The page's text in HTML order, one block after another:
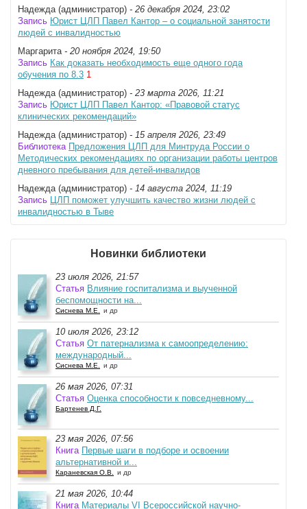
Надежда (администратор) - 26 декабря 2024, 23:02
Запись Юрист ЦЛП Павел Кантор – о социальной занятости
людей с инвалидностью
Маргарита - 20 ноября 2024, 19:50
Запись Как доказать необходимость еще одного года
обучения по 8.3 1
Надежда (администратор) - 23 марта 2026, 11:21
Запись Юрист ЦЛП Павел Кантор: «Правовой статус
клинических рекомендаций»
Надежда (администратор) - 15 апреля 2026, 23:49
Библиотека Предложения ЦЛП для Минтруда России о
Методических рекомендациях по организации работы центров
дневного пребывания для детей-инвалидов
Надежда (администратор) - 14 августа 2024, 11:19
Запись
ЦЛП поможет улучшить качество жизни людей с
инвалидностью в Тыве
Новинки библиотеки
23 июля 2026, 21:57
Статья Влияние госпитализма и выученной
беспомощности на...
Сиснева М.Е. и др
10 июля 2026, 23:12
Статья От патернализма к самоопределению:
международный...
Сиснева М.Е. и др
26 мая 2026, 07:31
Статья Оценка способности к повседневному...
Бартенев Д.Г.
23 мая 2026, 07:56
Книга Первые шаги в подборе и освоении
альтернативной и...
Караневская О.В. и др
21 мая 2026, 10:44
Книга Материалы VI Всероссийской научно-